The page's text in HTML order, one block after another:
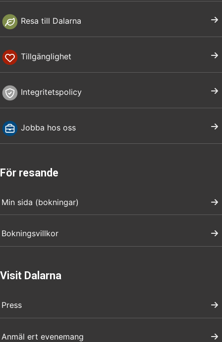
Resa till Dalarna
Tillgänglighet
Integritetspolicy
Jobba hos oss
För resande
Min sida (bokningar)
Bokningsvillkor
Visit Dalarna
Press
Anmäl ert evenemang